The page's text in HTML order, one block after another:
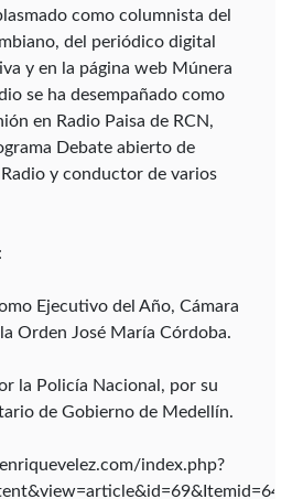
como columnista del
del periódico digital
y en la página web Múnera
se ha desempañado como
en Radio Paisa de RCN,
Debate abierto de
y conductor de varios
Ejecutivo del Año, Cámara
Orden José María Córdoba.
la Policía Nacional, por su
de Gobierno de Medellín.
index.php?